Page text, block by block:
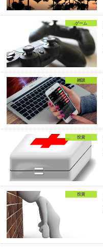
ゲーム
雑談
投資
投資